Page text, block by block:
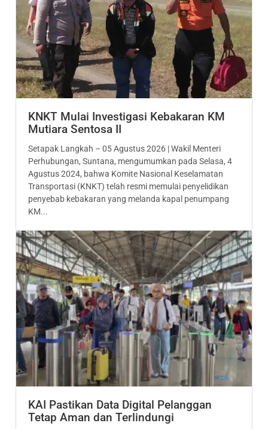
KNKT Mulai Investigasi Kebakaran KM
Mutiara Sentosa II
Setapak Langkah – 05 Agustus 2026 | Wakil Menteri
Perhubungan, Suntana, mengumumkan pada Selasa, 4
Agustus 2024, bahwa Komite Nasional Keselamatan
Transportasi (KNKT) telah resmi memulai penyelidikan
penyebab kebakaran yang melanda kapal penumpang
KM...
KAI Pastikan Data Digital Pelanggan
Tetap Aman dan Terlindungi